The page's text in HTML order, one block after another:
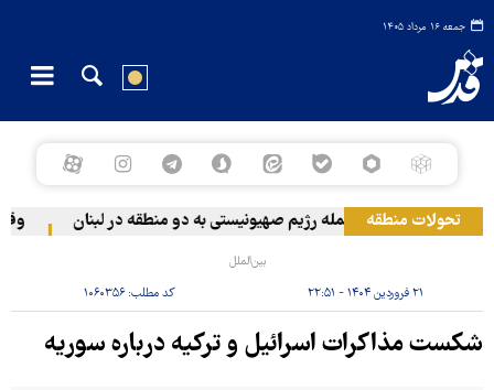
جمعه ۱۶ مرداد ۱۴۰۵
تحولات منطقهحمله رژیم صهیونیستی به دو منطقه در لبنان وقوع
بین‌الملل
۲۱ فروردین ۱۴۰۴ - ۲۲:۵۱ کد مطلب:۱۰۶۰۳۵۶
شکست مذاکرات اسرائیل و ترکیه درباره سوریه